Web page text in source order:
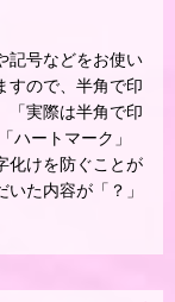
記号などをお使い
すので、半角で印
「実際は半角で印
ハートマーク」
化けを防ぐことが
た内容が「？」